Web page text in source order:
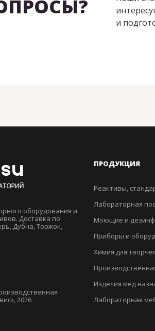
и
оборудования и
Доставка по
Дубна, Торжок,
2026
ПРОДУКЦИЯ
Реактивы,
Лабораторная
Моющие и
Приборы и
Химия для
Изделия мед
Лабораторная